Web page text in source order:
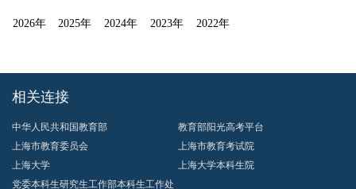
2026年 2025年 2024年 2023年 2022年
相关连接
中华人民共和国教育部
教育部阳光高考平台
上海市教育委员会
上海市教育考试院
上海大学
上海大学本科生院
党委本科生研究生工作部本科生工作处